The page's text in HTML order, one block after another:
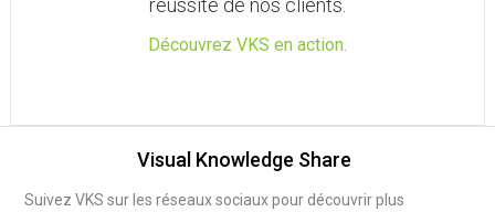
réussite de nos clients.
Découvrez VKS en action.
Visual Knowledge Share
Suivez VKS sur les réseaux sociaux pour découvrir plus